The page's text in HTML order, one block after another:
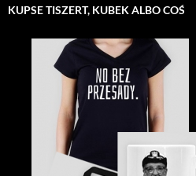
KUPSE TISZERT, KUBEK ALBO COŚ